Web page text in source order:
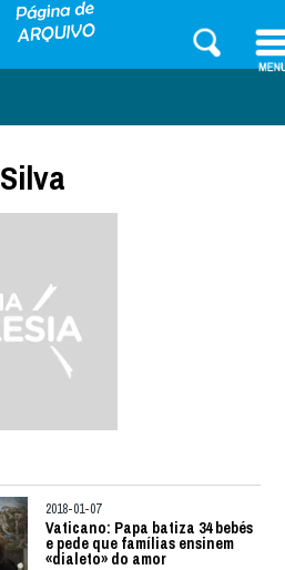
2018-01-07
Vaticano: Papa batiza 34 bebés
e pede que famílias ensinem
«dialeto» do amor